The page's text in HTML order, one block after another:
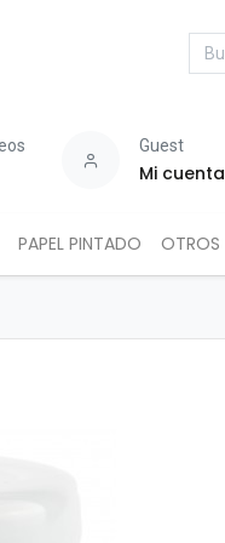
Guest
Mi cuenta
PAPEL PINTADO